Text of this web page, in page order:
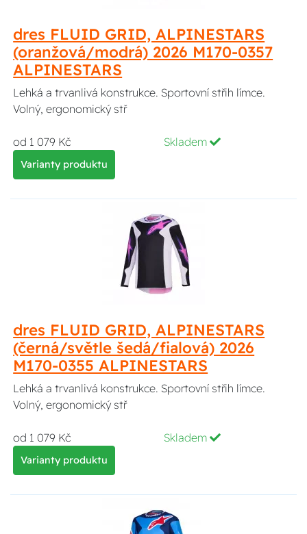
dres FLUID GRID, ALPINESTARS
(oranžová/modrá) 2026 M170-0357
ALPINESTARS
Lehká a trvanlivá konstrukce. Sportovní střih límce.
Volný, ergonomický stř
od 1 079 Kč Skladem
Varianty produktu
dres FLUID GRID, ALPINESTARS
(černá/světle šedá/fialová) 2026
M170-0355 ALPINESTARS
Lehká a trvanlivá konstrukce. Sportovní střih límce.
Volný, ergonomický stř
od 1 079 Kč Skladem
Varianty produktu